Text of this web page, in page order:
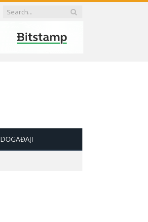
DOGAĐAJI